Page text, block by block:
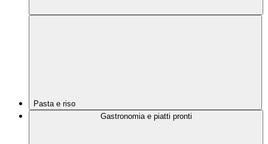
Pasta e riso
Gastronomia e piatti pronti